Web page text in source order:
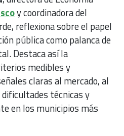
y coordinadora del
reflexiona sobre el papel
pública como palanca de
Destaca así la
medibles y
claras al mercado, al
técnicas y
en los municipios más